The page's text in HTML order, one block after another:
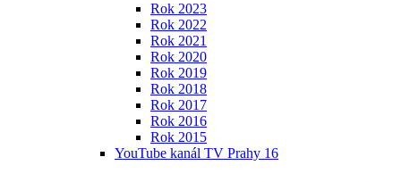
Rok 2023
Rok 2022
Rok 2021
Rok 2020
Rok 2019
Rok 2018
Rok 2017
Rok 2016
Rok 2015
YouTube kanál TV Prahy 16